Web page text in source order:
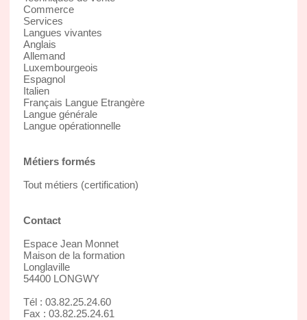
Commerce
Services
Langues vivantes
Anglais
Allemand
Luxembourgeois
Espagnol
Italien
Français Langue Etrangère
Langue générale
Langue opérationnelle
Métiers formés
Tout métiers (certification)
Contact
Espace Jean Monnet
Maison de la formation
Longlaville
54400 LONGWY
Tél : 03.82.25.24.60
Fax : 03.82.25.24.61